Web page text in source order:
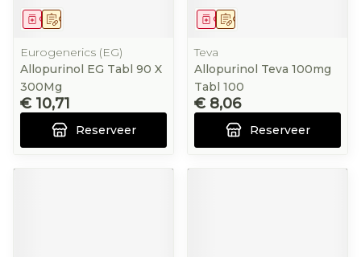
Op voorschrift
Geneesmiddel
Eurogenerics (EG)
Allopurinol EG Tabl 90 X
300Mg
€ 10,71
Reserveer
Op voorschrift
Geneesmiddel
Teva
Allopurinol Teva 100mg
Tabl 100
€ 8,06
Reserveer